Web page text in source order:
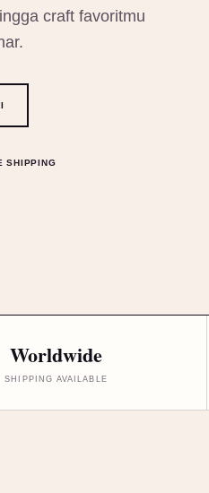
craft favoritmu
SHIPPING
Worldwide
SHIPPING AVAILABLE